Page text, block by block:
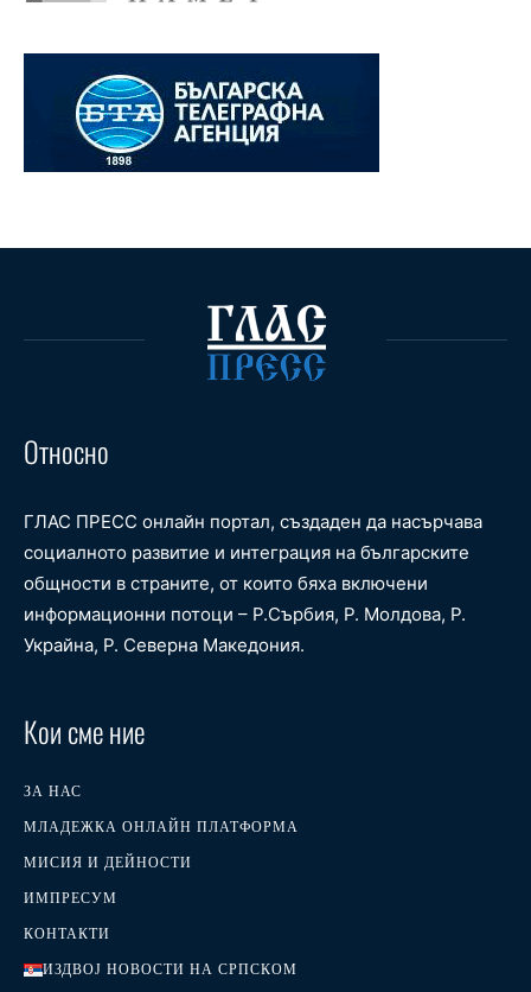
Относно
ГЛАС ПРЕСС онлайн портал, създаден да насърчава
социалното развитие и интеграция на българските
общности в страните, от които бяха включени
информационни потоци – Р.Сърбия, Р. Молдова, Р.
Украйна, Р. Северна Македония.
Кои сме ние
ЗА НАС
МЛАДЕЖКА ОНЛАЙН ПЛАТФОРМА
МИСИЯ И ДЕЙНОСТИ
ИМПРЕСУМ
КОНТАКТИ
ИЗДВОЈ НОВОСТИ НА СРПСКОМ